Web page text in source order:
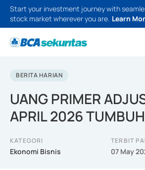
Start your investment journey with
stock market wherever you are. Learn
BERITA HARIAN
UANG PRIMER
APRIL 2026
KATEGORI
Ekonomi Bisnis
TERBIT
07 May